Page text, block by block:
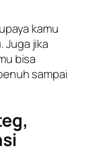
kamu
Juga jika
bisa
sampai